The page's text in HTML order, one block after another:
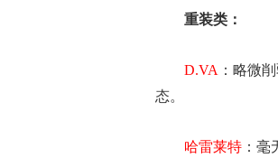
重装类：
D.VA ：略微
态。
哈雷莱特 ：毫